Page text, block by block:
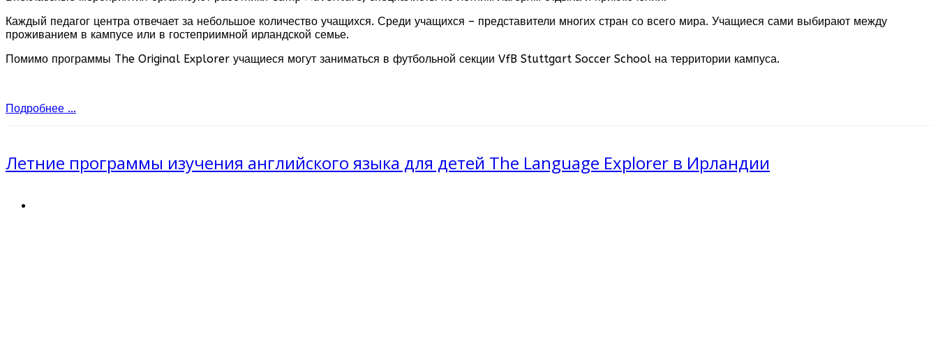
Каждый педагог центра отвечает за небольшое количество учащихся. Среди учащихся – представители многих стран со всего мира. Учащиеся сами выбирают между
проживанием в кампусе или в гостеприимной ирландской семье.
Помимо программы The Original Explorer учащиеся могут заниматься в футбольной секции VfB Stuttgart Soccer School на территории кампуса.
Подробнее ...
Летние программы изучения английского языка для детей The Language Explorer в Ирландии